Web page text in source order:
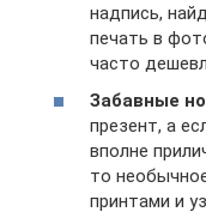
надпись,
печать в
часто
Забавные
презент, а
вполне
то
принтами и